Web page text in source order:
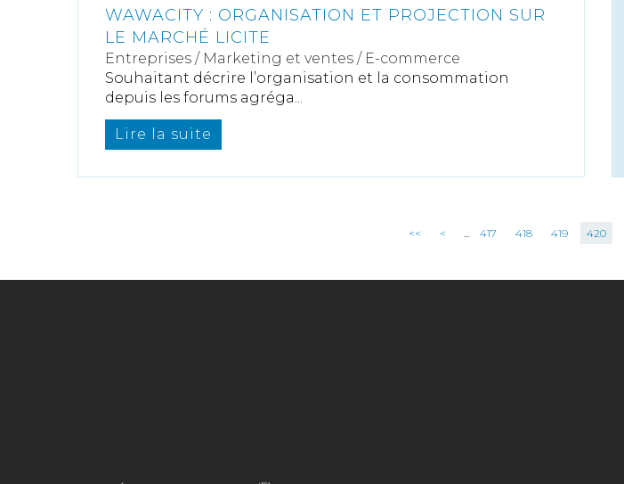
WAWACITY : ORGANISATION ET PROJECTION SUR
LE MARCHÉ LICITE
Entreprises / Marketing et ventes / E-commerce
Souhaitant décrire l’organisation et la consommation
depuis les forums agréga...
Lire la suite
<< < ... 417 418 419 420